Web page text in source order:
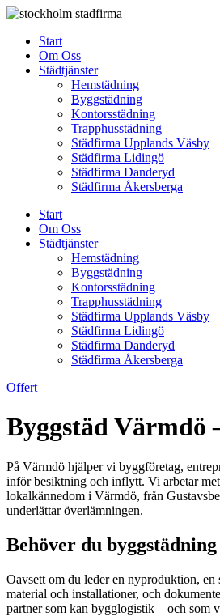
Skip
contentStart
Om Oss
Städtjänster
Hemstädning
Byggstädning
Kontorsstädning
Trapphusstädning
Städfirma Upplands Väsby
Städfirma Lidingö
Städfirma Danderyd
Städfirma Åkersberga
Start
Om Oss
Städtjänster
Hemstädning
Byggstädning
Kontorsstädning
Trapphusstädning
Städfirma Upplands Väsby
Städfirma Lidingö
Städfirma Danderyd
Städfirma Åkersberga
Offert
Byggstäd Värmdö
På Värmdö hjälper vi byggföretag,
inför besiktning och inflytt. Vi arbetar
lokalkännedom i Värmdö, från
underlättar överlämningen.
Behöver du
Oavsett om du leder en nyproduktion,
material och installationer, och
partner som kan bygglogistik – och som